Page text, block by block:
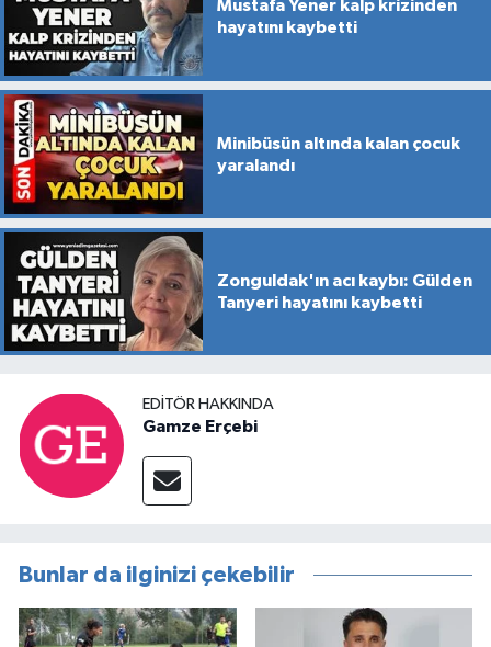
Mustafa Yener kalp krizinden
hayatını kaybetti
Minibüsün altında kalan çocuk
yaralandı
Zonguldak'ın acı kaybı: Gülden
Tanyeri hayatını kaybetti
EDITÖR HAKKINDA
Gamze Erçebi
Bunlar da ilginizi çekebilir